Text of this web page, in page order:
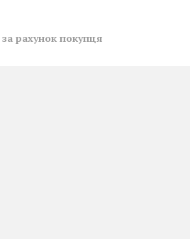
за рахунок покупця